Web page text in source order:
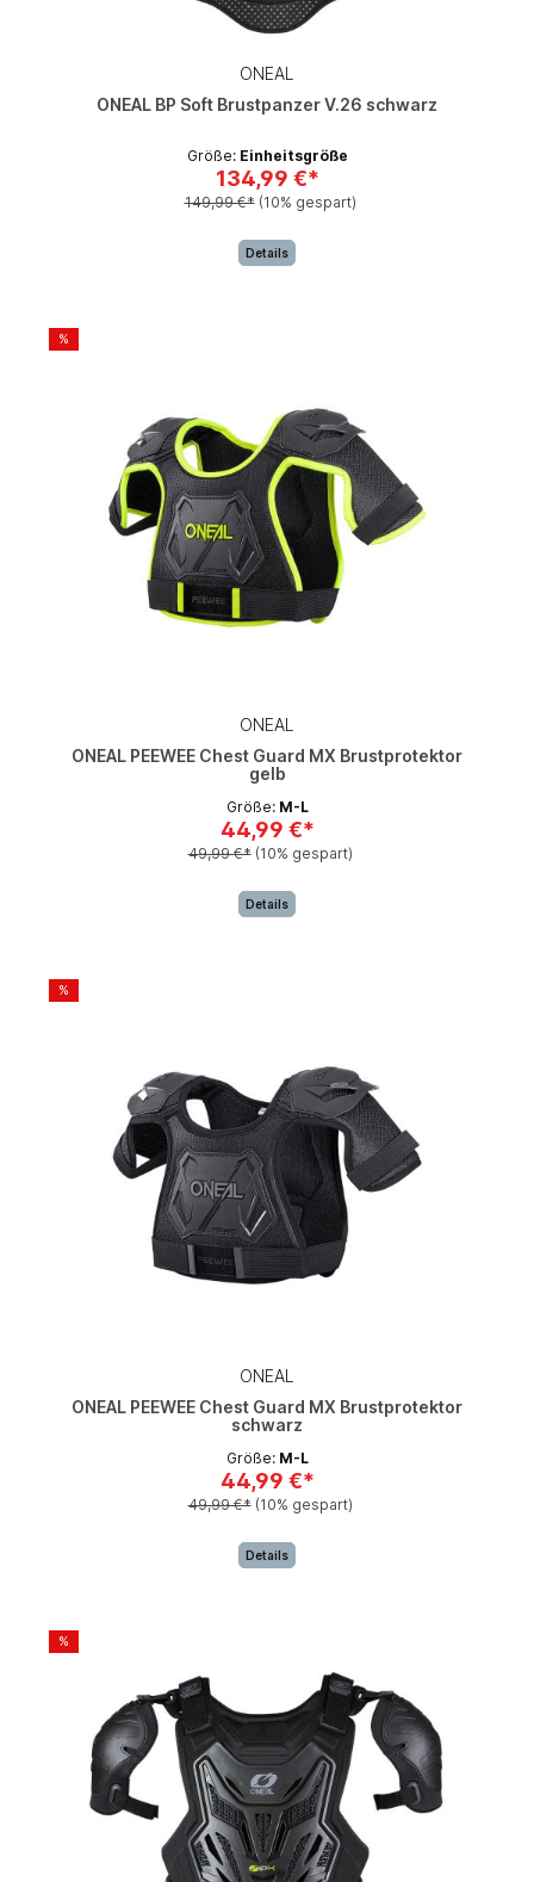
ONEAL
ONEAL BP Soft Brustpanzer V.26 schwarz
Größe: Einheitsgröße
134,99 €*
149,99 €* (10% gespart)
Details
%
ONEAL
ONEAL PEEWEE Chest Guard MX Brustprotektor
gelb
Größe: M-L
44,99 €*
49,99 €* (10% gespart)
Details
%
ONEAL
ONEAL PEEWEE Chest Guard MX Brustprotektor
schwarz
Größe: M-L
44,99 €*
49,99 €* (10% gespart)
Details
%